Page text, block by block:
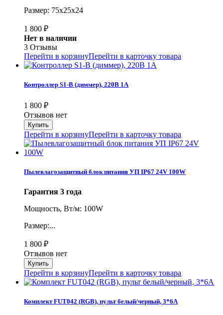
Размер: 75х25х24
1 800 ₽
Нет в наличии
3 Отзывы
Перейти в корзинуПерейти в карточку товара
Контроллер S1-B (диммер), 220В 1А
1 800 ₽
Отзывов нет
Перейти в корзинуПерейти в карточку товара
Пылевлагозащитный блок питания УП IP67 24V 100W
Гарантия 3 года
Мощность, Вт/м: 100W
Размер:...
1 800 ₽
Отзывов нет
Перейти в корзинуПерейти в карточку товара
Комплект FUT042 (RGB), пульт белый/черный, 3*6A